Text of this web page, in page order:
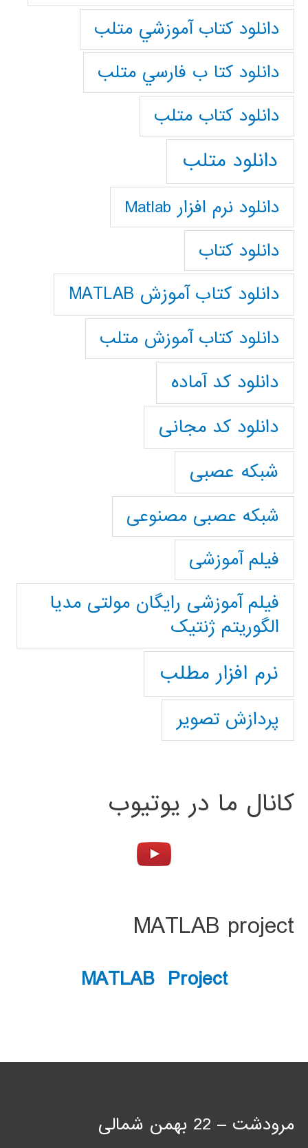
دانلود كتاب آموزشي متلب
دانلود كتا ب فارسي متلب
دانلود كتاب متلب
دانلود متلب
دانلود نرم افزار Matlab
دانلود کتاب
دانلود کتاب آموزش MATLAB
دانلود کتاب آموزش متلب
دانلود کد آماده
دانلود کد مجانی
شبکه عصبی
شبکه عصبی مصنوعی
فیلم آموزشی
فیلم آموزشی رایگان مولتی مدیا
الگوریتم ژنتیک
نرم افزار مطلب
پردازش تصویر
کانال ما در یوتیوب
MATLAB project
MATLAB Project
مرودشت – 22 بهمن شمالی